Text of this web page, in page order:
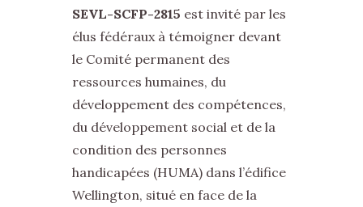
SEVL-SCFP-2815 est invité par les
élus fédéraux à témoigner devant
le Comité permanent des
ressources humaines, du
développement des compétences,
du développement social et de la
condition des personnes
handicapées (HUMA) dans l’édifice
Wellington, situé en face de la